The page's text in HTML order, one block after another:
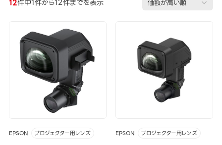
12件中1件から12件までを表示
EPSON プロジェクター用レンズ EPSON プロジェクター用レンズ